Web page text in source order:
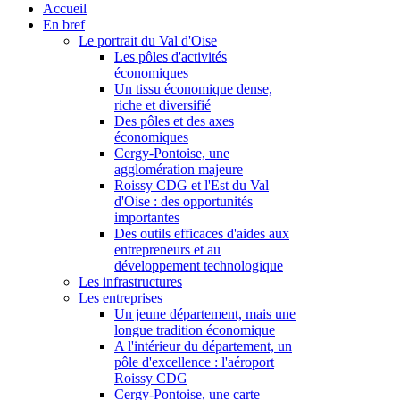
Accueil
En bref
Le portrait du Val d'Oise
Les pôles d'activités
économiques
Un tissu économique dense,
riche et diversifié
Des pôles et des axes
économiques
Cergy-Pontoise, une
agglomération majeure
Roissy CDG et l'Est du Val
d'Oise : des opportunités
importantes
Des outils efficaces d'aides aux
entrepreneurs et au
développement technologique
Les infrastructures
Les entreprises
Un jeune département, mais une
longue tradition économique
A l'intérieur du département, un
pôle d'excellence : l'aéroport
Roissy CDG
Cergy-Pontoise, une carte